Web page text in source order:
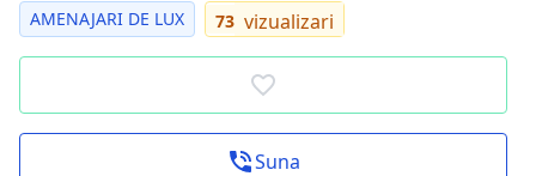
AMENAJARI DE LUX
vizualizari
73
Suna